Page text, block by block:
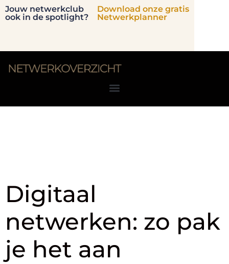
Jouw netwerkclub
ook in de spotlight?
Download onze gratis
Netwerkplanner
Digitaal
netwerken: zo pak
je het aan